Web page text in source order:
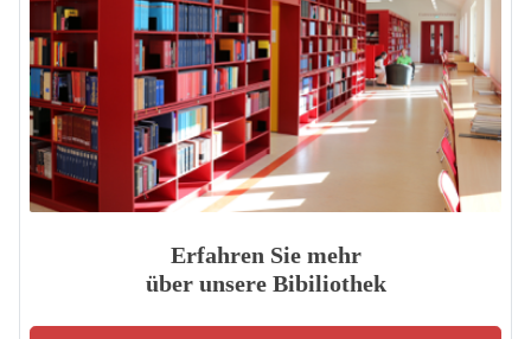
Erfahren Sie mehr
über unsere Bibiliothek